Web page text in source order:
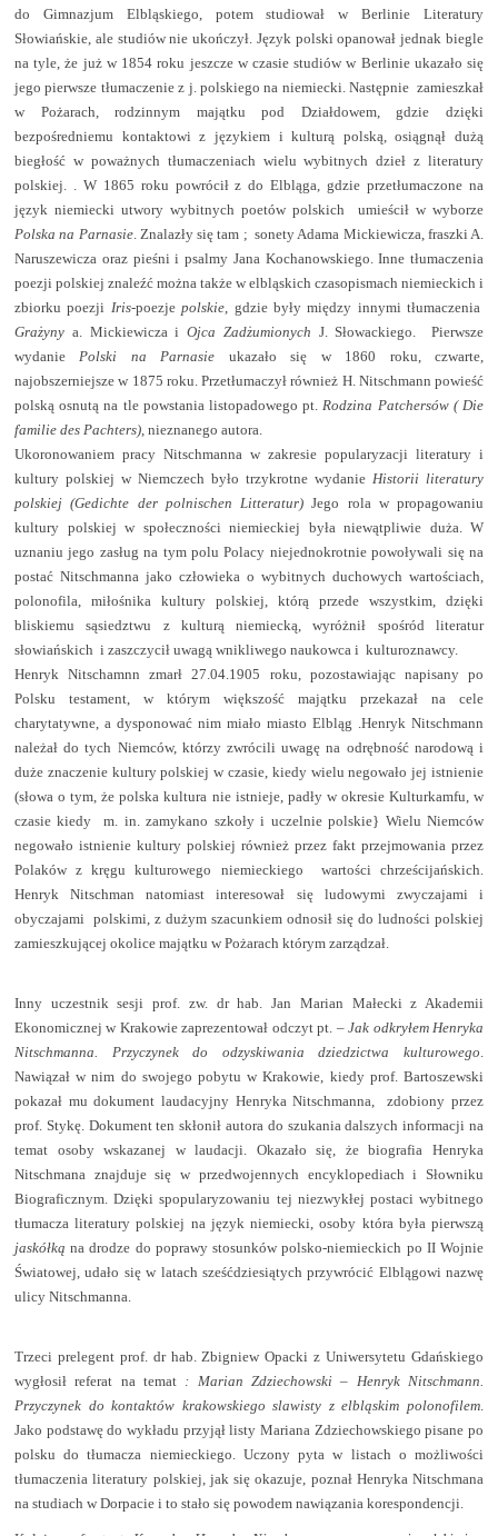
do Gimnazjum Elbląskiego, potem studiował w Berlinie Literatury
Słowiańskie, ale studiów nie ukończył. Język polski opanował jednak biegle
na tyle, że już w 1854 roku jeszcze w czasie studiów w Berlinie ukazało się
jego pierwsze tłumaczenie z j. polskiego na niemiecki. Następnie zamieszkał
w Pożarach, rodzinnym majątku pod Działdowem, gdzie dzięki
bezpośredniemu kontaktowi z językiem i kulturą polską, osiągnął dużą
biegłość w poważnych tłumaczeniach wielu wybitnych dzieł z literatury
polskiej. . W 1865 roku powrócił z do Elbląga, gdzie przetłumaczone na
język niemiecki utwory wybitnych poetów polskich
umieścił w wyborze
Polska na Parnasie. Znalazły się tam ; sonety Adama Mickiewicza, fraszki A.
Naruszewicza oraz pieśni i psalmy Jana Kochanowskiego. Inne tłumaczenia
poezji polskiej znaleźć można także w elbląskich czasopismach niemieckich i
zbiorku poezji Iris-poezjepolskie, gdzie były między innymi tłumaczenia
Grażyny a. Mickiewicza iOjca Zadżumionych J. Słowackiego.
Pierwsze
wydaniePolski na Parnasie ukazało się w 1860 roku, czwarte,
najobszerniejsze w 1875 roku. Przetłumaczył również H. Nitschmann powieść
polską osnutą na tle powstania listopadowego pt.Rodzina Patchersów ( Die
familie des Pachters), nieznanego autora.
Ukoronowaniem pracy Nitschmanna w zakresie popularyzacji literatury i
kultury polskiej w Niemczech było trzykrotne wydanie Historii literatury
polskiej (Gedichte der polnischen Litteratur) Jego rola w propagowaniu
kultury polskiej w społeczności niemieckiej była niewątpliwie duża. W
uznaniu jego zasług na tym polu Polacy niejednokrotnie powoływali się na
postać Nitschmanna jako człowieka o wybitnych duchowych wartościach,
polonofila, miłośnika kultury polskiej, którą przede wszystkim, dzięki
bliskiemu sąsiedztwu z kulturą niemiecką, wyróżnił spośród literatur
słowiańskich i zaszczycił uwagą wnikliwego naukowca i kulturoznawcy.
Henryk Nitschamnn zmarł 27.04.1905 roku, pozostawiając napisany po
Polsku testament, w którym większość majątku przekazał na cele
charytatywne, a dysponować nim miało miasto Elbląg .Henryk Nitschmann
należał do tych Niemców, którzy zwrócili uwagę na odrębność narodową i
duże znaczenie kultury polskiej w czasie, kiedy wielu negowało jej istnienie
(słowa o tym, że polska kultura nie istnieje, padły w okresie Kulturkamfu, w
czasie kiedy
m. in. zamykano szkoły i uczelnie polskie} Wielu Niemców
negowało istnienie kultury polskiej również przez fakt przejmowania przez
Polaków z kręgu kulturowego niemieckiego
wartości chrześcijańskich.
Henryk Nitschman natomiast interesował się ludowymi zwyczajami i
obyczajami polskimi, z dużym szacunkiem odnosił się do ludności polskiej
zamieszkującej okolice majątku w Pożarach którym zarządzał.
Inny uczestnik sesji prof. zw. dr hab. Jan Marian Małecki z Akademii
Ekonomicznej w Krakowie zaprezentował odczyt pt. – Jak odkryłem Henryka
Nitschmanna. Przyczynek do odzyskiwania
dziedzictwa kulturowego.
Nawiązał w nim do swojego pobytu w Krakowie, kiedy prof. Bartoszewski
pokazał mu dokument laudacyjny Henryka Nitschmanna,
zdobiony przez
prof. Stykę. Dokument ten skłonił autora do szukania dalszych informacji na
temat osoby wskazanej w laudacji. Okazało się, że biografia Henryka
Nitschmana znajduje się w przedwojennych encyklopediach i Słowniku
Biograficznym. Dzięki spopularyzowaniu tej niezwykłej postaci wybitnego
tłumacza literatury polskiej na język niemiecki, osoby która była pierwszą
jaskółką na drodze do poprawy stosunków polsko-niemieckich po II Wojnie
Światowej, udało się w latach sześćdziesiątych przywrócić Elblągowi nazwę
ulicy Nitschmanna.
Trzeci prelegent prof. dr hab. Zbigniew Opacki z Uniwersytetu Gdańskiego
wygłosił referat na temat : Marian Zdziechowski – Henryk Nitschmann.
Przyczynek do kontaktów krakowskiego slawisty z elbląskim polonofilem.
Jako podstawę do wykładu przyjął listy Mariana Zdziechowskiego pisane po
polsku do tłumacza niemieckiego. Uczony pyta w listach o możliwości
tłumaczenia literatury polskiej, jak się okazuje, poznał Henryka Nitschmana
na studiach w Dorpacie i to stało się powodem nawiązania korespondencji.